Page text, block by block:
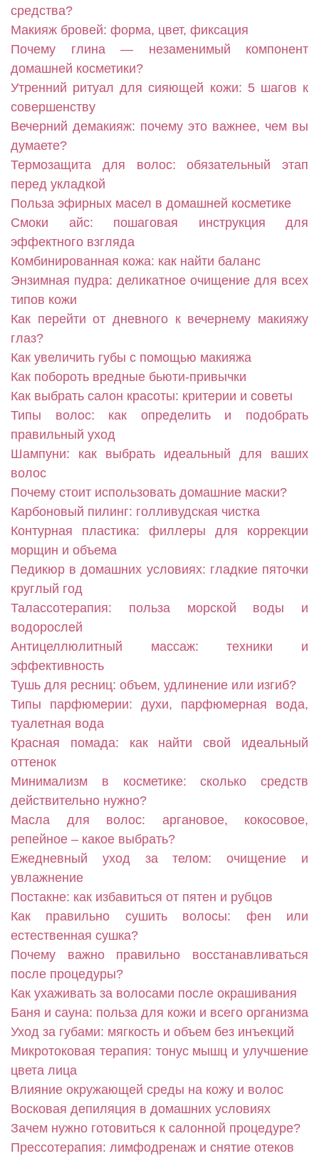
средства?
Макияж бровей: форма, цвет, фиксация
Почему глина — незаменимый компонент
домашней косметики?
Утренний ритуал для сияющей кожи: 5 шагов к
совершенству
Вечерний демакияж: почему это важнее, чем вы
думаете?
Термозащита для волос: обязательный этап
перед укладкой
Польза эфирных масел в домашней косметике
Смоки айс: пошаговая инструкция для
эффектного взгляда
Комбинированная кожа: как найти баланс
Энзимная пудра: деликатное очищение для всех
типов кожи
Как перейти от дневного к вечернему макияжу
глаз?
Как увеличить губы с помощью макияжа
Как побороть вредные бьюти-привычки
Как выбрать салон красоты: критерии и советы
Типы волос: как определить и подобрать
правильный уход
Шампуни: как выбрать идеальный для ваших
волос
Почему стоит использовать домашние маски?
Карбоновый пилинг: голливудская чистка
Контурная пластика: филлеры для коррекции
морщин и объема
Педикюр в домашних условиях: гладкие пяточки
круглый год
Талассотерапия: польза морской воды и
водорослей
Антицеллюлитный массаж: техники и
эффективность
Тушь для ресниц: объем, удлинение или изгиб?
Типы парфюмерии: духи, парфюмерная вода,
туалетная вода
Красная помада: как найти свой идеальный
оттенок
Минимализм в косметике: сколько средств
действительно нужно?
Масла для волос: аргановое, кокосовое,
репейное – какое выбрать?
Ежедневный уход за телом: очищение и
увлажнение
Постакне: как избавиться от пятен и рубцов
Как правильно сушить волосы: фен или
естественная сушка?
Почему важно правильно восстанавливаться
после процедуры?
Как ухаживать за волосами после окрашивания
Баня и сауна: польза для кожи и всего организма
Уход за губами: мягкость и объем без инъекций
Микротоковая терапия: тонус мышц и улучшение
цвета лица
Влияние окружающей среды на кожу и волос
Восковая депиляция в домашних условиях
Зачем нужно готовиться к салонной процедуре?
Прессотерапия: лимфодренаж и снятие отеков